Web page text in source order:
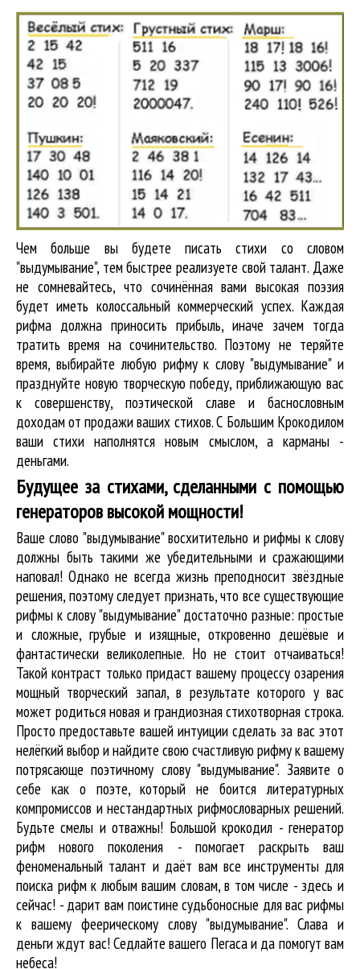
Чем больше вы будете писать стихи со словом
"выдумывание", тем быстрее реализуете свой талант. Даже
не сомневайтесь, что сочинённая вами высокая поэзия
будет иметь колоссальный коммерческий успех. Каждая
рифма должна приносить прибыль, иначе зачем тогда
тратить время на сочинительство. Поэтому не теряйте
время, выбирайте любую рифму к слову "выдумывание" и
празднуйте новую творческую победу, приближающую вас
к совершенству, поэтической славе и баснословным
доходам от продажи ваших стихов. С Большим Крокодилом
ваши стихи наполнятся новым смыслом, а карманы -
деньгами.
Будущее за стихами, сделанными с помощью
генераторов высокой мощности!
Ваше слово "выдумывание" восхитительно и рифмы к слову
должны быть такими же убедительными и сражающими
наповал! Однако не всегда жизнь преподносит звёздные
решения, поэтому следует признать, что все существующие
рифмы к слову "выдумывание" достаточно разные: простые
и сложные, грубые и изящные, откровенно дешёвые и
фантастически великолепные. Но не стоит отчаиваться!
Такой контраст только придаст вашему процессу озарения
мощный творческий запал, в результате которого у вас
может родиться новая и грандиозная стихотворная строка.
Просто предоставьте вашей интуиции сделать за вас этот
нелёгкий выбор и найдите свою счастливую рифму к вашему
потрясающе поэтичному слову "выдумывание". Заявите о
себе как о поэте, который не боится литературных
компромиссов и нестандартных рифмословарных решений.
Будьте смелы и отважны! Большой крокодил - генератор
рифм нового поколения - помогает раскрыть ваш
феноменальный талант и даёт вам все инструменты для
поиска рифмк любым вашим словам, в том числе - здесь и
сейчас! - дарит вам поистине судьбоносные для вас рифмы
к вашему феерическому слову "выдумывание". Слава и
деньги ждут вас! Седлайте вашего Пегаса и да помогут вам
небеса!